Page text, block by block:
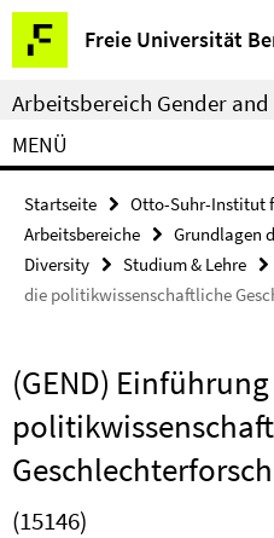
Springe
direkt
zu
Inhalt
Freie Universität
Service-
Navigation
Arbeitsbereich Gender
MENÜ
Startseite
Otto-Suhr-Institut
Arbeitsbereiche
Grundlagen
Diversity
Studium & Lehre
die politikwissenschaftliche
(GEND)
(15146)